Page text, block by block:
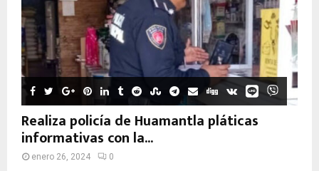
Realiza policía de Huamantla pláticas
informativas con la...
enero 26, 2024 0